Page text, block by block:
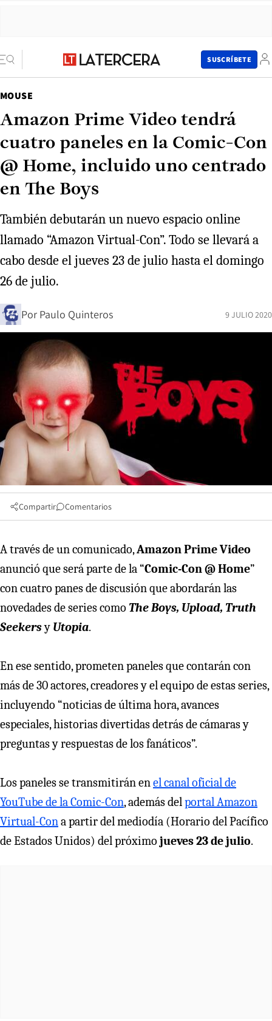
SUSCRÍBETE
MOUSE
Amazon Prime Video tendrá
cuatro paneles en la Comic-Con
@ Home, incluido uno centrado
en The Boys
También debutarán un nuevo espacio online
llamado “Amazon Virtual-Con”. Todo se llevará a
cabo desde el jueves 23 de julio hasta el domingo
26 de julio.
Por Paulo Quinteros 9 JULIO 2020
Compartir Comentarios
A través de un comunicado,Amazon Prime Video
anunció que será parte de la “Comic-Con @ Home”
con cuatro panes de discusión que abordarán las
novedades de series como The Boys, Upload, Truth
Seekersy Utopia.
En ese sentido, prometen paneles que contarán con
más de 30 actores, creadores y el equipo de estas series,
incluyendo “noticias de última hora, avances
especiales, historias divertidas detrás de cámaras y
preguntas y respuestas de los fanáticos”.
Los paneles se transmitirán enel canal oficial de
YouTube de la Comic-Con, además delportal Amazon
Virtual-Cona partir del mediodía (Horario del Pacífico
de Estados Unidos) del próximo jueves 23 de julio.